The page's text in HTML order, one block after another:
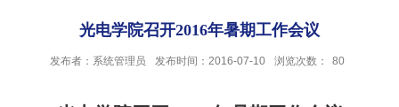
光电学院召开2016年暑期工作会议
发布者：系统管理员 发布时间：2016-07-10 浏览次数： 80